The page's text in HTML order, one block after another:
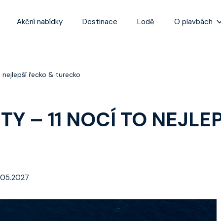
Akční nabídky Destinace Lodě O plavbách
Tipy na nejlepší
řecko & turecko
– 11 NOCÍ TO